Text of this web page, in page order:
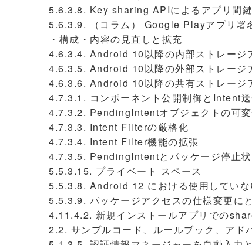
5.6.3.8. Key sharing APIによるアプリ間
5.6.3.9. （コラム） Google Playアプリ署
・構成・内容の見直しと拡充
4.6.3.4. Android 10以降の内部ストレージ
4.6.3.5. Android 10以降の外部ストレージ
4.6.3.6. Android 10以降の共有ストレージ
4.7.3.1. コンポーネント公開制御とIntent
4.7.3.2. PendingIntentオブジェクトの可
4.7.3.3. Intent Filterの厳格化
4.7.3.4. Intent Filter機能の拡張
4.7.3.5. PendingIntentとパッケージ停止状
5.5.3.15. プライベート スペース
5.5.3.8. Android 12 における使用していな
5.5.3.9. パッケージアクセスの仕様変更に
4.11.4.2. 新規インストールアプリでの
2.2. サンプルコード、ルールブック、アド